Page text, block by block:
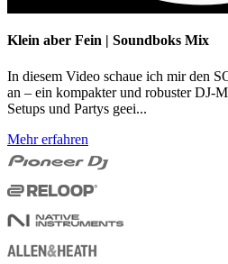
Klein aber Fein | Soundboks Mix
In diesem Video schaue ich mir den
an – ein kompakter und robuster DJ-
Setups und Partys geei...
Mehr erfahren